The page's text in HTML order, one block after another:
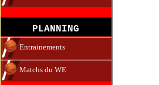
PLANNING
Entrainements
Matchs du WE